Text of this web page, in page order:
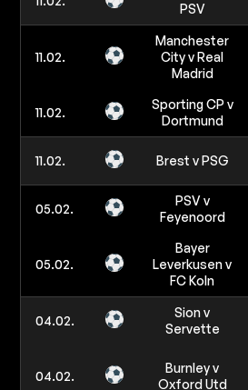
PSV
11.02.
Manchester
City v Real
Madrid
11.02.
Sporting CP v
Dortmund
11.02. Brest v PSG
05.02.
PSV v
Feyenoord
05.02.
Bayer
Leverkusen v
FC Koln
04.02.
Sion v
Servette
04.02.
Burnley v
Oxford Utd